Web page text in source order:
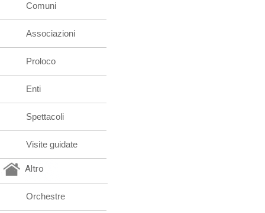
Comuni
Associazioni
Proloco
Enti
Spettacoli
Visite guidate
Altro
Orchestre